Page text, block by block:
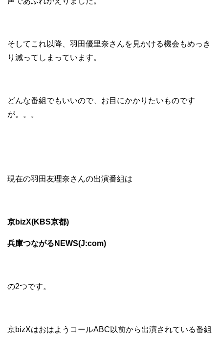
そしてこれ以降、羽田優里奈さんを見かける機会もめっき
り減ってしまっています。
どんな番組でもいいので、お目にかかりたいものです
が。。。
現在の羽田友理奈さんの出演番組は
京bizX(KBS京都)
兵庫つながるNEWS(J:com)
の2つです。
京bizXはおはようコールABC以前から出演されている番組